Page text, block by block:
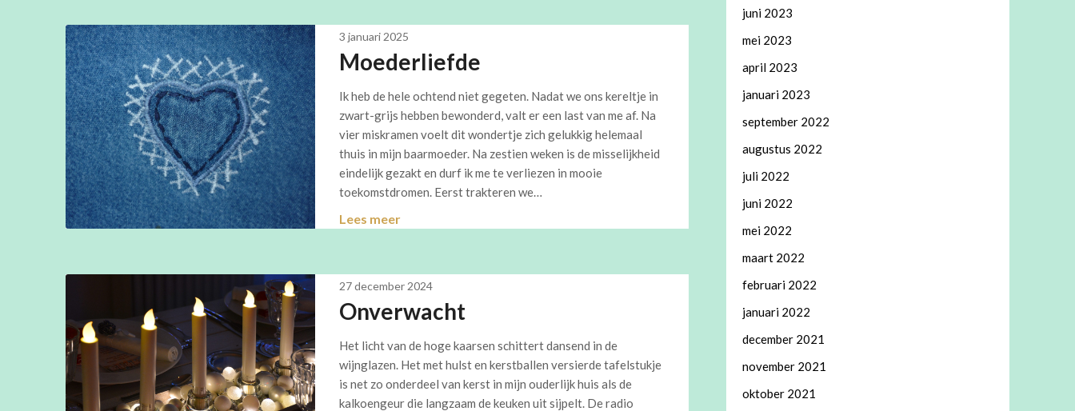
3 januari 2025
Moederliefde
Ik heb de hele ochtend niet gegeten. Nadat we ons kereltje in
zwart-grijs hebben bewonderd, valt er een last van me af. Na
vier miskramen voelt dit wondertje zich gelukkig helemaal
thuis in mijn baarmoeder. Na zestien weken is de misselijkheid
eindelijk gezakt en durf ik me te verliezen in mooie
toekomstdromen. Eerst trakteren we…
Lees meer
27 december 2024
Onverwacht
Het licht van de hoge kaarsen schittert dansend in de
wijnglazen. Het met hulst en kerstballen versierde tafelstukje
is net zo onderdeel van kerst in mijn ouderlijk huis als de
kalkoengeur die langzaam de keuken uit sijpelt. De radio
juni 2023
mei 2023
april 2023
januari 2023
september 2022
augustus 2022
juli 2022
juni 2022
mei 2022
maart 2022
februari 2022
januari 2022
december 2021
november 2021
oktober 2021